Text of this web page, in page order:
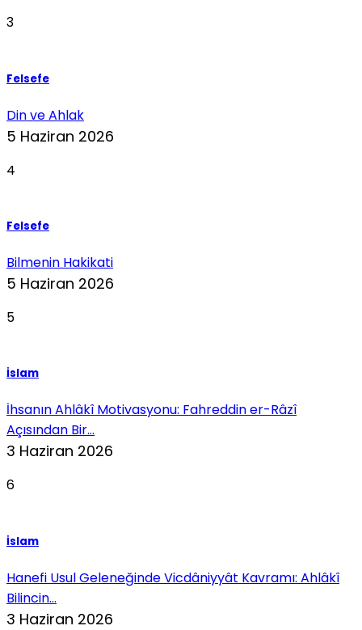
3
Felsefe
Din ve Ahlak
5 Haziran 2026
4
Felsefe
Bilmenin Hakikati
5 Haziran 2026
5
İslam
İhsanın Ahlâkî Motivasyonu: Fahreddin er-Râzî
Açısından Bir...
3 Haziran 2026
6
İslam
Hanefi Usul Geleneğinde Vicdâniyyât Kavramı: Ahlâkî
Bilincin...
3 Haziran 2026